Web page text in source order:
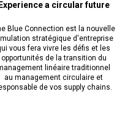
Experience a circular future
Blue Connection est la nouvelle
stratégique d'entreprise
vous fera vivre les défis et les
opportunités de la transition du
linéaire traditionnel
au management circulaire et
de vos supply chains.